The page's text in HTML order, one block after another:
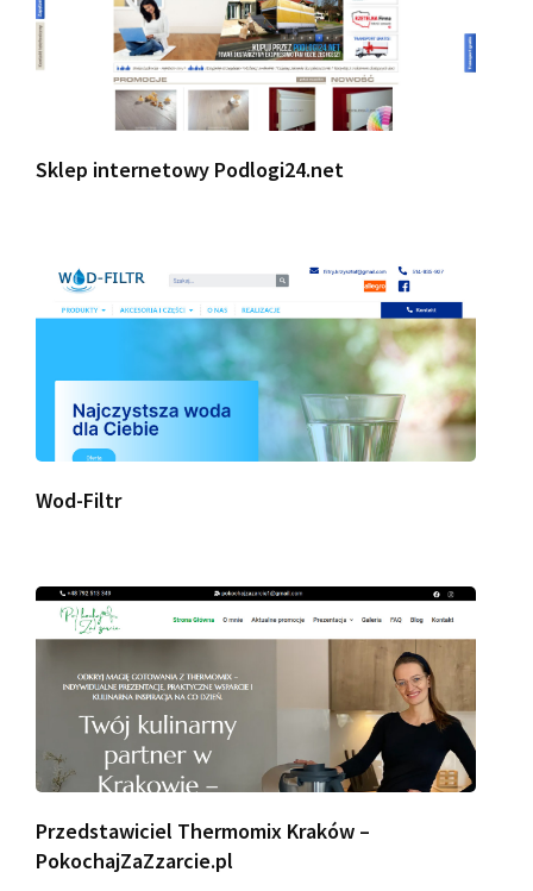
Sklep internetowy Podlogi24.net
Wod-Filtr
Przedstawiciel Thermomix Kraków –
PokochajZaZzarcie.pl